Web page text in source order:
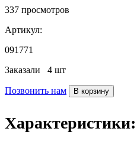
337 просмотров
Артикул:
091771
Заказали 4 шт
Позвонить нам В корзину
Характеристики: